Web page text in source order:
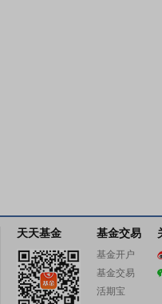
天天基金 基金交易
基金开户
基金交易
活期宝